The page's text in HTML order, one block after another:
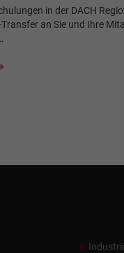
in der DACH
an Sie und Ihre